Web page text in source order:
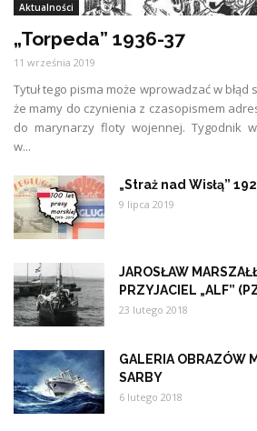
Aktualności
„Torpeda” 1936-37
11 września 2019
Tytuł tego pisma może wprowadzać w błąd
że mamy do czynienia z czasopismem
do marynarzy floty wojennej. Tygodnik
w...
„Straż nad Wisłą”
9 lipca 2019
JAROSŁAW
PRZYJACIEL „ALF”
23 lutego 2018
GALERIA OBRAZÓW
SARBY
6 lutego 2018